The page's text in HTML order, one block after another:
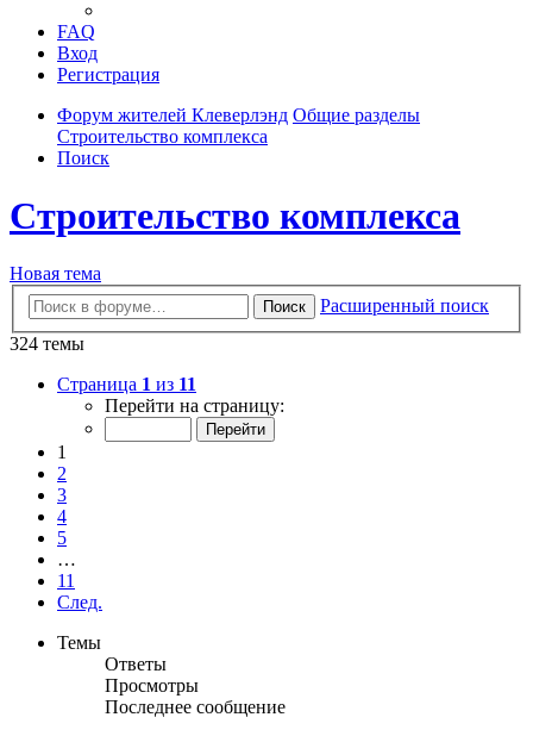
FAQ
Вход
Регистрация
Форум жителей Клеверлэнд Общие разделы
Строительство комплекса
Поиск
Строительство комплекса
Новая тема
Поиск
Расширенный поиск
324 темы
Страница 1 из 11
Перейти на страницу:
1
2
3
4
5
…
11
След.
Темы
Ответы
Просмотры
Последнее сообщение